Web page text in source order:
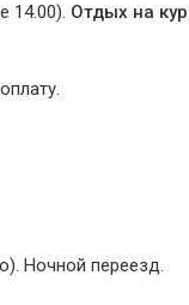
14.00). Отдых на
Ночной переезд.